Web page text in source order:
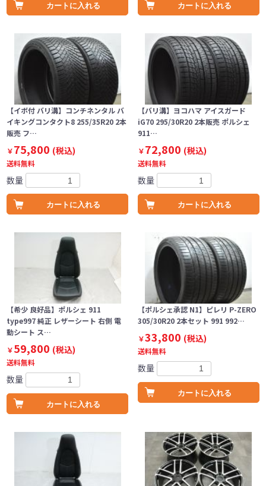
カートに入れる カートに入れる
【イボ付 バリ溝】コンチネンタル バ
イキングコンタクト8 255/35R20 2本
販売 フ…
￥75,800 (税込)
送料無料
数量
カートに入れる
【バリ溝】ヨコハマ アイスガード
iG70 295/30R20 2本販売 ポルシェ
911…
￥72,800 (税込)
送料無料
数量
カートに入れる
【希少 良好品】ポルシェ 911
type997 純正 レザーシート 右側 電
動シート ス…
￥59,800 (税込)
送料無料
数量
カートに入れる
【ポルシェ承認 N1】ピレリ P-ZERO
305/30R20 2本セット 991 992…
￥33,800 (税込)
送料無料
数量
カートに入れる